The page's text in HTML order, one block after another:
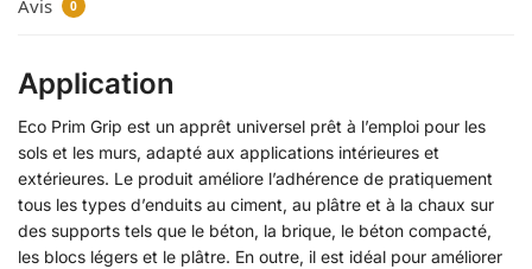
Avis 0
Application
Eco Prim Grip est un apprêt universel prêt à l’emploi pour les
sols et les murs, adapté aux applications intérieures et
extérieures. Le produit améliore l’adhérence de pratiquement
tous les types d’enduits au ciment, au plâtre et à la chaux sur
des supports tels que le béton, la brique, le béton compacté,
les blocs légers et le plâtre. En outre, il est idéal pour améliorer